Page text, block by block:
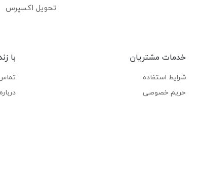
تحویل اکسپرس
خدمات مشتریان
شرایط استفاده
حریم خصوصی
با